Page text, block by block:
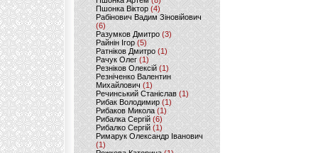
Пшонка Віктор(4)
Рабінович Вадим Зіновійович
(6)
Разумков Дмитро (3)
Райнін Ігор(5)
Ратніков Дмитро (1)
Рачук Олег (1)
Резніков Олексій(1)
Резніченко Валентин
Михайлович (1)
Речинський Станіслав (1)
Рибак Володимир(1)
Рибаков Микола(1)
Рибалка Сергій (6)
Рибалко Сергій (1)
Римарук Олександр Іванович
(1)